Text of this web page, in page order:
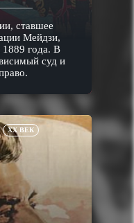
ставшее
Мейдзи,
1889 года. В
суд и
XX ВЕК